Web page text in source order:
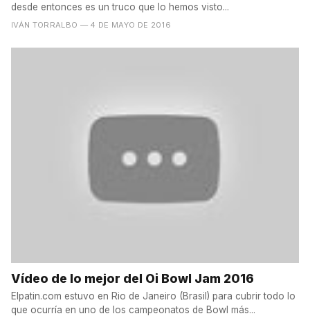
desde entonces es un truco que lo hemos visto...
IVÁN TORRALBO — 4 DE MAYO DE 2016
Vídeo de lo mejor del Oi Bowl Jam 2016
Elpatin.com estuvo en Rio de Janeiro (Brasil) para cubrir todo lo
que ocurría en uno de los campeonatos de Bowl más...